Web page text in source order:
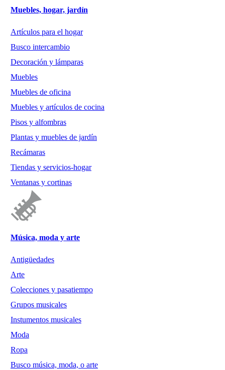
Muebles, hogar, jardín
Artículos para el hogar
Busco intercambio
Decoración y lámparas
Muebles
Muebles de oficina
Muebles y artículos de cocina
Pisos y alfombras
Plantas y muebles de jardín
Recámaras
Tiendas y servicios-hogar
Ventanas y cortinas
Música, moda y arte
Antigüedades
Arte
Colecciones y pasatiempo
Grupos musicales
Instumentos musicales
Moda
Ropa
Busco música, moda, o arte